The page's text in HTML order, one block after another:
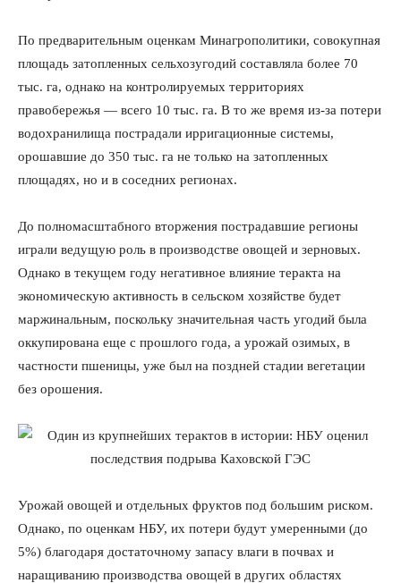
По предварительным оценкам Минагрополитики, совокупная
площадь затопленных сельхозугодий составляла более 70
тыс. га, однако на контролируемых территориях
правобережья — всего 10 тыс. га. В то же время из-за потери
водохранилища пострадали ирригационные системы,
орошавшие до 350 тыс. га не только на затопленных
площадях, но и в соседних регионах.
До полномасштабного вторжения пострадавшие регионы
играли ведущую роль в производстве овощей и зерновых.
Однако в текущем году негативное влияние теракта на
экономическую активность в сельском хозяйстве будет
маржинальным, поскольку значительная часть угодий была
оккупирована еще с прошлого года, а урожай озимых, в
частности пшеницы, уже был на поздней стадии вегетации
без орошения.
Урожай овощей и отдельных фруктов под большим риском.
Однако, по оценкам НБУ, их потери будут умеренными (до
5%) благодаря достаточному запасу влаги в почвах и
наращиванию производства овощей в других областях